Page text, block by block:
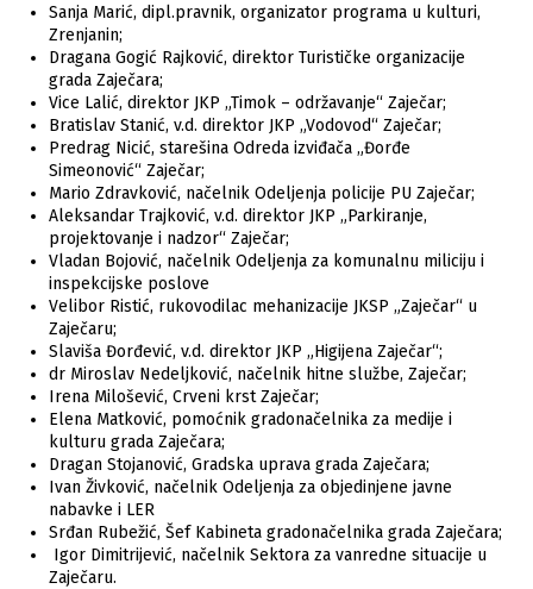
Sanja Marić, dipl.pravnik, organizator programa u kulturi,
Zrenjanin;
Dragana Gogić Rajković, direktor Turističke organizacije
grada Zaječara;
Vice Lalić, direktor JKP „Timok – održavanje“ Zaječar;
Bratislav Stanić, v.d. direktor JKP „Vodovod“ Zaječar;
Predrag Nicić, starešina Odreda izviđača „Đorđe
Simeonović“ Zaječar;
Mario Zdravković, načelnik Odeljenja policije PU Zaječar;
Aleksandar Trajković, v.d. direktor JKP „Parkiranje,
projektovanje i nadzor“ Zaječar;
Vladan Bojović, načelnik Odeljenja za komunalnu miliciju i
inspekcijske poslove
Velibor Ristić, rukovodilac mehanizacije JKSP „Zaječar“ u
Zaječaru;
Slaviša Đorđević, v.d. direktor JKP „Higijena Zaječar“;
dr Miroslav Nedeljković, načelnik hitne službe, Zaječar;
Irena Milošević, Crveni krst Zaječar;
Elena Matković, pomoćnik gradonačelnika za medije i
kulturu grada Zaječara;
Dragan Stojanović, Gradska uprava grada Zaječara;
Ivan Živković, načelnik Odeljenja za objedinjene javne
nabavke i LER
Srđan Rubežić, Šef Kabineta gradonačelnika grada Zaječara;
Igor Dimitrijević, načelnik Sektora za vanredne situacije u
Zaječaru.